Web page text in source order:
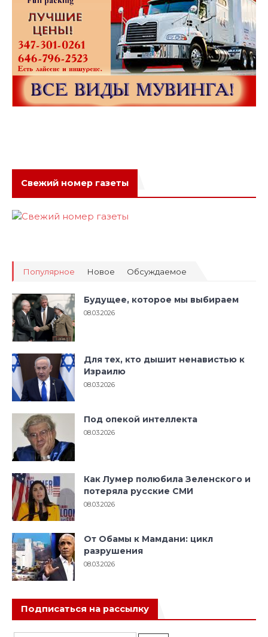
Свежий номер газеты
Популярное Новое Обсуждаемое
Будущее, которое мы выбираем
08.03.2026
Для тех, кто дышит ненавистью к
Израилю
08.03.2026
Под опекой интеллекта
08.03.2026
Как Лумер полюбила Зеленского и
потеряла русские СМИ
08.03.2026
От Обамы к Мамдани: цикл
разрушения
08.03.2026
Подписаться на рассылку